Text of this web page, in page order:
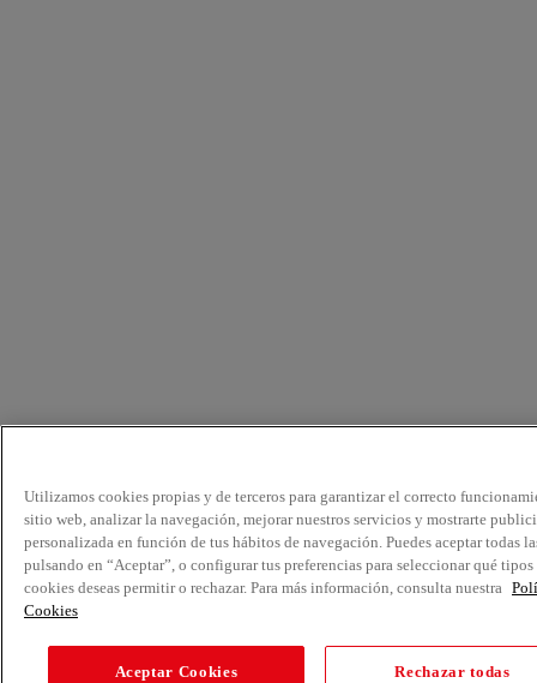
Utilizamos cookies propias y de terceros para garantizar el correcto
sitio web, analizar la navegación, mejorar nuestros servicios y mostrarte
personalizada en función de tus hábitos de navegación. Puedes aceptar todas
pulsando en “Aceptar”, o configurar tus preferencias para seleccionar qué tipos
cookies deseas permitir o rechazar. Para más información, consulta nuestra
Cookies
Aceptar Cookies Rechazar todas